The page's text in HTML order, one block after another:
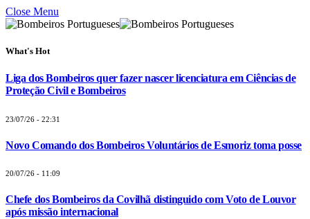
Close Menu
What's Hot
Liga dos Bombeiros quer fazer nascer licenciatura em Ciências de
Proteção Civil e Bombeiros
23/07/26 - 22:31
Novo Comando dos Bombeiros Voluntários de Esmoriz toma posse
20/07/26 - 11:09
Chefe dos Bombeiros da Covilhã distinguido com Voto de Louvor
após missão internacional